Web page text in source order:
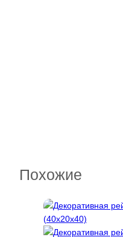
Похожие